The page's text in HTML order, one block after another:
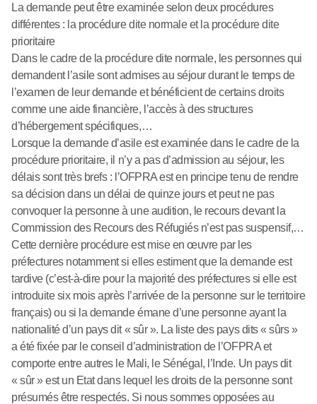
La demande peut être examinée selon deux procédures
différentes : la procédure dite normale et la procédure dite
prioritaire
Dans le cadre de la procédure dite normale, les personnes qui
demandent l’asile sont admises au séjour durant le temps de
l’examen de leur demande et bénéficient de certains droits
comme une aide financière, l’accès à des structures
d’hébergement spécifiques,…
Lorsque la demande d’asile est examinée dans le cadre de la
procédure prioritaire, il n’y a pas d’admission au séjour, les
délais sont très brefs : l’OFPRA est en principe tenu de rendre
sa décision dans un délai de quinze jours et peut ne pas
convoquer la personne à une audition, le recours devant la
Commission des Recours des Réfugiés n’est pas suspensif,…
Cette dernière procédure est mise en œuvre par les
préfectures notamment si elles estiment que la demande est
tardive (c’est-à-dire pour la majorité des préfectures si elle est
introduite six mois après l’arrivée de la personne sur le territoire
français) ou si la demande émane d’une personne ayant la
nationalité d’un pays dit « sûr ». La liste des pays dits « sûrs »
a été fixée par le conseil d’administration de l’OFPRA et
comporte entre autres le Mali, le Sénégal, l’Inde. Un pays dit
« sûr » est un Etat dans lequel les droits de la personne sont
présumés être respectés. Si nous sommes opposées au